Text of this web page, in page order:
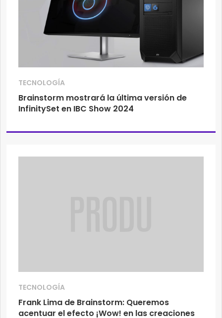
TECNOLOGÍA
Brainstorm mostrará la última versión de
InfinitySet en IBC Show 2024
TECNOLOGÍA
Frank Lima de Brainstorm: Queremos
acentuar el efecto ¡Wow! en las creaciones